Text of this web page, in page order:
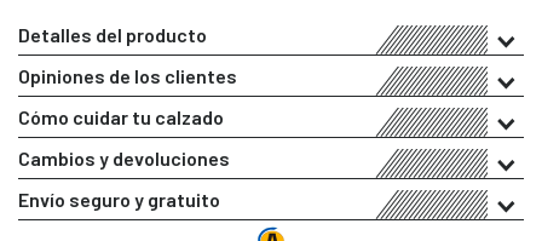
Detalles del producto
Opiniones de los clientes
Cómo cuidar tu calzado
Cambios y devoluciones
Envío seguro y gratuito